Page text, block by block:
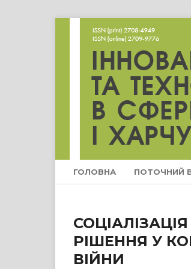
ГОЛОВНА ПОТОЧНИЙ
РІШЕННЯ У
ВІЙНИ